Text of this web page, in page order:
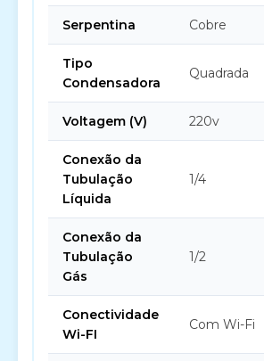
Serpentina Cobre
Tipo
Condensadora
Quadrada
Voltagem (V) 220v
Conexão da
Tubulação
Líquida
1/4
Conexão da
Tubulação
Gás
1/2
Conectividade
Wi-FI
Com Wi-Fi